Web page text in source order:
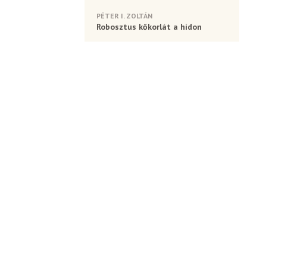
PÉTER I. ZOLTÁN
Robosztus kőkorlát a hídon